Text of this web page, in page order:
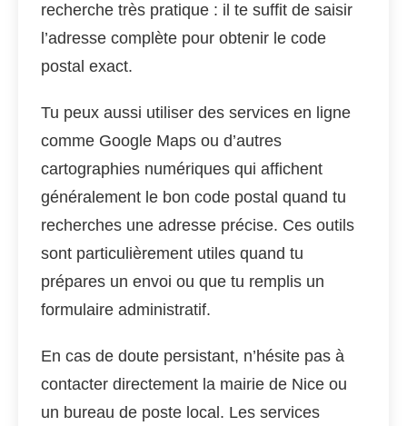
recherche très pratique : il te suffit de saisir
l’adresse complète pour obtenir le code
postal exact.
Tu peux aussi utiliser des services en ligne
comme Google Maps ou d’autres
cartographies numériques qui affichent
généralement le bon code postal quand tu
recherches une adresse précise. Ces outils
sont particulièrement utiles quand tu
prépares un envoi ou que tu remplis un
formulaire administratif.
En cas de doute persistant, n’hésite pas à
contacter directement la mairie de Nice ou
un bureau de poste local. Les services